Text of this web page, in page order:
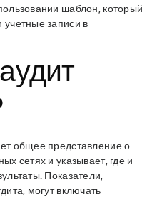
шаблон, который
записи в
общее представление о
сетях и указывает, где и
Показатели,
могут включать